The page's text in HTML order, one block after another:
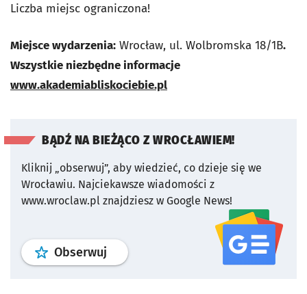
Liczba miejsc ograniczona!
Miejsce wydarzenia: Wrocław, ul. Wolbromska 18/1B.
Wszystkie niezbędne informacje
www.akademiabliskociebie.pl
BĄDŹ NA BIEŻĄCO Z WROCŁAWIEM!
Kliknij „obserwuj”, aby wiedzieć, co dzieje się we
Wrocławiu. Najciekawsze wiadomości z
www.wroclaw.pl znajdziesz w Google News!
Obserwuj profil serwisu